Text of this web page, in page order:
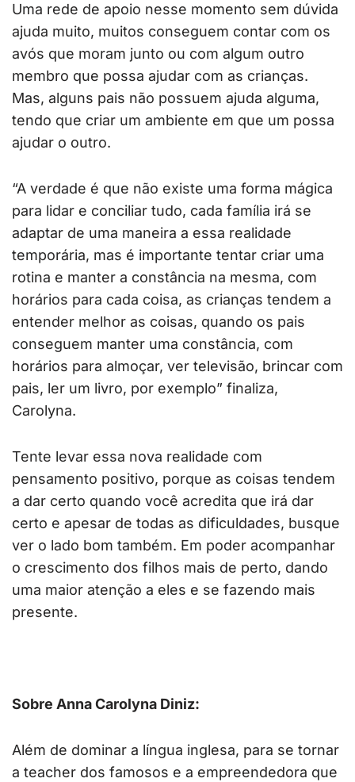
Uma rede de apoio nesse momento sem dúvida
ajuda muito, muitos conseguem contar com os
avós que moram junto ou com algum outro
membro que possa ajudar com as crianças.
Mas, alguns pais não possuem ajuda alguma,
tendo que criar um ambiente em que um possa
ajudar o outro.
“A verdade é que não existe uma forma mágica
para lidar e conciliar tudo, cada família irá se
adaptar de uma maneira a essa realidade
temporária, mas é importante tentar criar uma
rotina e manter a constância na mesma, com
horários para cada coisa, as crianças tendem a
entender melhor as coisas, quando os pais
conseguem manter uma constância, com
horários para almoçar, ver televisão, brincar com
pais, ler um livro, por exemplo” finaliza,
Carolyna.
Tente levar essa nova realidade com
pensamento positivo, porque as coisas tendem
a dar certo quando você acredita que irá dar
certo e apesar de todas as dificuldades, busque
ver o lado bom também. Em poder acompanhar
o crescimento dos filhos mais de perto, dando
uma maior atenção a eles e se fazendo mais
presente.
Sobre Anna Carolyna Diniz:
Além de dominar a língua inglesa, para se tornar
a teacher dos famosos e a empreendedora que